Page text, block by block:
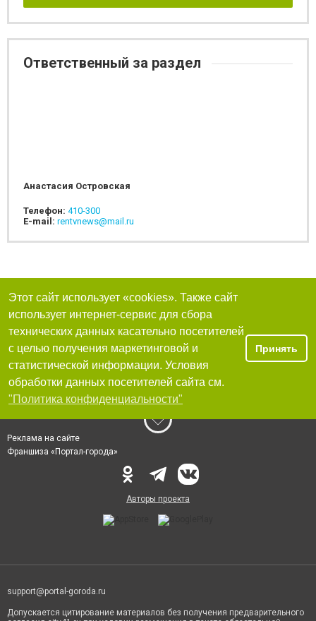
Ответственный за раздел
Анастасия Островская
Телефон: 410-300
E-mail: rentvnews@mail.ru
Этот сайт использует «cookies». Также сайт
использует интернет-сервис для сбора
технических данных касательно посетителей
с целью получения маркетинговой и
статистической информации. Условия
обработки данных посетителей сайта см.
"Политика конфиденциальности"
Принять
Реклама на сайте
Франшиза «Портал-города»
Авторы проекта
support@portal-goroda.ru
Допускается цитирование материалов без получения предварительного